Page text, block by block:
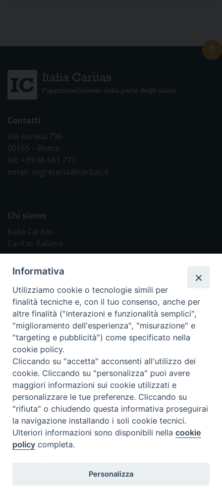
Contatti
Via Aurelia 796
00165 – Roma
tel: +39 06 661 771
email: segreteria@caritas.it
Chi siamo
Italia Caritas
Caritas Italiana
Caritas Internationalis
TV 2000
Inblu 2000
Avvenire
Sir
Scarp de’ Tenis
Newsletter
ISCRIVITI ALLA NEWSLETTER
Informativa
Utilizziamo cookie o tecnologie simili per
finalità tecniche e, con il tuo consenso, anche per
altre finalità ("interazioni e funzionalità semplici",
"miglioramento dell'esperienza", "misurazione" e
"targeting e pubblicità") come specificato nella
cookie policy.
Cliccando su "accetta" acconsenti all'utilizzo dei
cookie. Cliccando su "personalizza" puoi avere
maggiori informazioni sui cookie utilizzati e
personalizzare le tue preferenze. Cliccando su
"rifiuta" o chiudendo questa informativa proseguirai
la navigazione installando i soli cookie tecnici.
Ulteriori informazioni sono disponibili nellacookie
policy completa.
Personalizza